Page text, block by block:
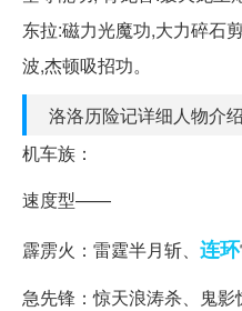
东拉:磁力光魔功,大力碎石
波,杰顿吸招功。
洛洛历险记详细人物介绍
机车族：
速度型——
霹雳火：雷霆半月斩、 连环
急先锋：惊天浪涛杀、鬼影